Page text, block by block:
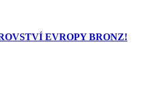
EVROPY BRONZ!